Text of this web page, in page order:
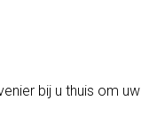
bij u thuis om uw